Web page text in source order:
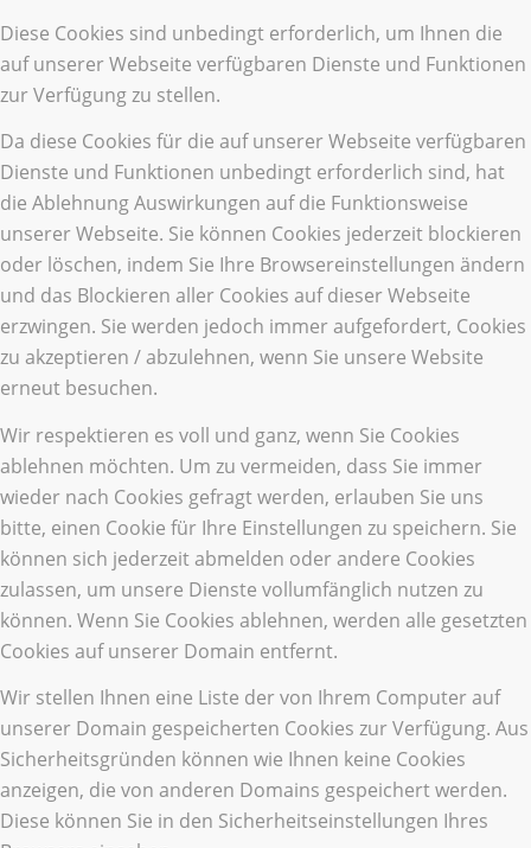
Diese Cookies sind unbedingt erforderlich, um Ihnen die
auf unserer Webseite verfügbaren Dienste und Funktionen
zur Verfügung zu stellen.
Da diese Cookies für die auf unserer Webseite verfügbaren
Dienste und Funktionen unbedingt erforderlich sind, hat
die Ablehnung Auswirkungen auf die Funktionsweise
unserer Webseite. Sie können Cookies jederzeit blockieren
oder löschen, indem Sie Ihre Browsereinstellungen ändern
und das Blockieren aller Cookies auf dieser Webseite
erzwingen. Sie werden jedoch immer aufgefordert, Cookies
zu akzeptieren / abzulehnen, wenn Sie unsere Website
erneut besuchen.
Wir respektieren es voll und ganz, wenn Sie Cookies
ablehnen möchten. Um zu vermeiden, dass Sie immer
wieder nach Cookies gefragt werden, erlauben Sie uns
bitte, einen Cookie für Ihre Einstellungen zu speichern. Sie
können sich jederzeit abmelden oder andere Cookies
zulassen, um unsere Dienste vollumfänglich nutzen zu
können. Wenn Sie Cookies ablehnen, werden alle gesetzten
Cookies auf unserer Domain entfernt.
Wir stellen Ihnen eine Liste der von Ihrem Computer auf
unserer Domain gespeicherten Cookies zur Verfügung. Aus
Sicherheitsgründen können wie Ihnen keine Cookies
anzeigen, die von anderen Domains gespeichert werden.
Diese können Sie in den Sicherheitseinstellungen Ihres